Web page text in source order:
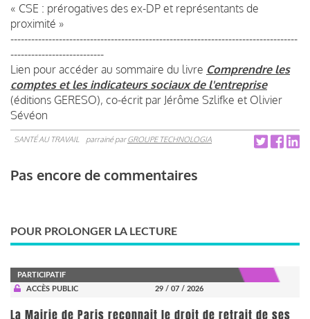
« CSE : prérogatives des ex-DP et représentants de
proximité »
-----------------------------------------------------------------------------------
---------------------------
Lien pour accéder au sommaire du livre Comprendre les
comptes et les indicateurs sociaux de l'entreprise
(éditions GERESO), co-écrit par Jérôme Szlifke et Olivier
Sévéon
SANTÉ AU TRAVAIL parrainé parGROUPE TECHNOLOGIA
Pas encore de commentaires
POUR PROLONGER LA LECTURE
PARTICIPATIF
ACCÈS PUBLIC
29 / 07 / 2026
La Mairie de Paris reconnait le droit de retrait de ses